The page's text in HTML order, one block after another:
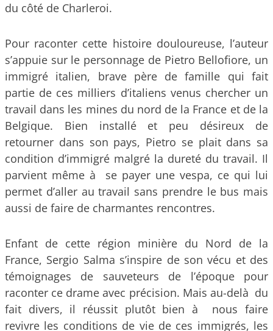
du côté de Charleroi.
Pour raconter cette histoire douloureuse, l’auteur
s’appuie sur le personnage de Pietro Bellofiore, un
immigré italien, brave père de famille qui fait
partie de ces milliers d’italiens venus chercher un
travail dans les mines du nord de la France et de la
Belgique. Bien installé et peu désireux de
retourner dans son pays, Pietro se plait dans sa
condition d’immigré malgré la dureté du travail. Il
parvient même à se payer une vespa, ce qui lui
permet d’aller au travail sans prendre le bus mais
aussi de faire de charmantes rencontres.
Enfant de cette région minière du Nord de la
France, Sergio Salma s’inspire de son vécu et des
témoignages de sauveteurs de l’époque pour
raconter ce drame avec précision. Mais au-delà du
fait divers, il réussit plutôt bien à nous faire
revivre les conditions de vie de ces immigrés, les